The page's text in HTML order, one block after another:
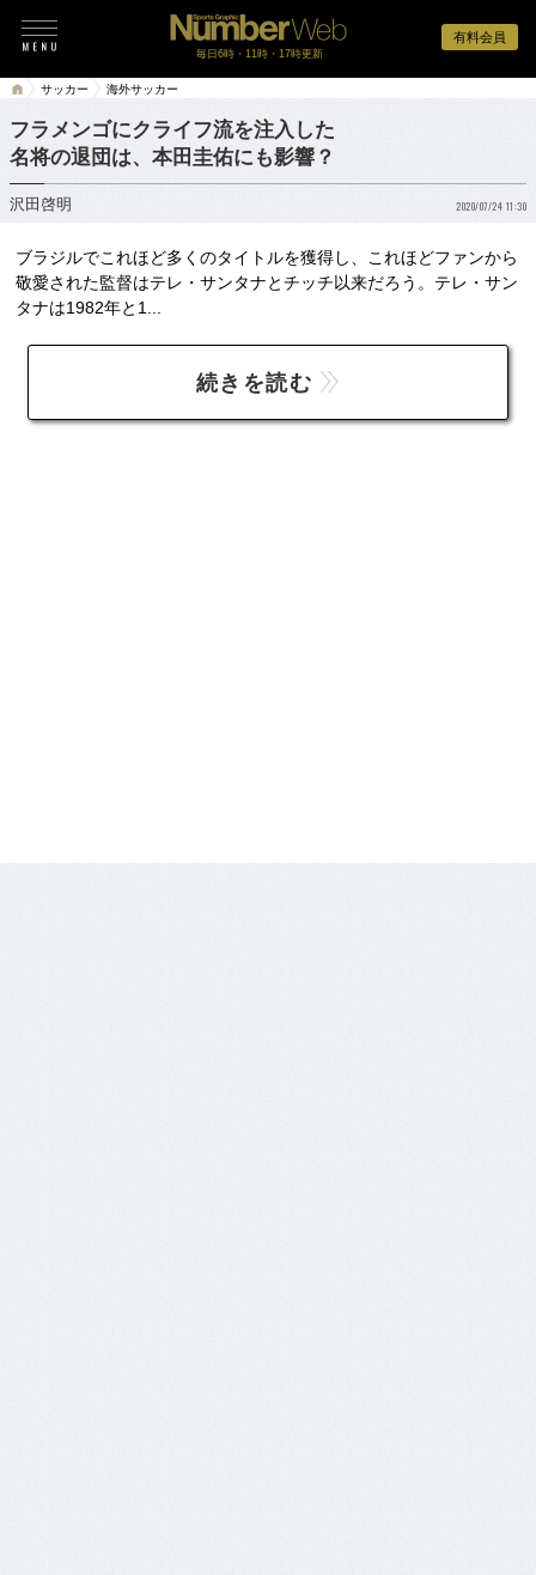
有料会員
毎日6時・11時・17時更新
サッカー 海外サッカー
フラメンゴにクライフ流を注入した
名将の退団は、本田圭佑にも影響？
沢田啓明 2020/07/24 11:30
ブラジルでこれほど多くのタイトルを獲得し、これほどファンから
敬愛された監督はテレ・サンタナとチッチ以来だろう。テレ・サン
タナは1982年と1...
続きを読む